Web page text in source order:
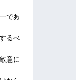
であ
るべ
意に